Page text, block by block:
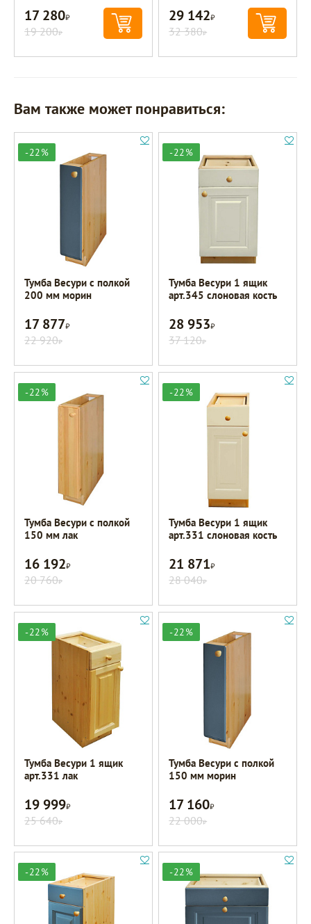
17 280Р
19 200Р
29 142Р
32 380Р
Вам также может понравиться:
-22%
Тумба Весури с полкой
200 мм морин
17 877Р
22 920Р
-22%
Тумба Весури 1 ящик
арт.345 слоновая кость
28 953Р
37 120Р
-22%
Тумба Весури с полкой
150 мм лак
16 192Р
20 760Р
-22%
Тумба Весури 1 ящик
арт.331 слоновая кость
21 871Р
28 040Р
-22%
Тумба Весури 1 ящик
арт.331 лак
19 999Р
25 640Р
-22%
Тумба Весури с полкой
150 мм морин
17 160Р
22 000Р
-22% -22%